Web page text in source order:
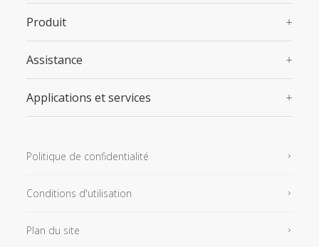
Produit
Assistance
Applications et services
Politique de confidentialité
Conditions d'utilisation
Plan du site